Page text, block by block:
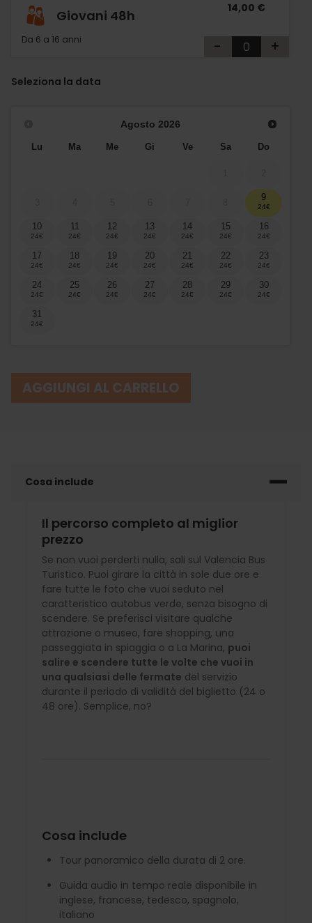
Giovani 48h
Da 6 a 16 anni
14,00 €
- +
Seleziona la data
Agosto 2026
Lu Ma Me Gi Ve Sa Do
9
10 11 12 13 14 15 16
17 18 19 20 21 22 23
24 25 26 27 28 29 30
31
AGGIUNGI AL CARRELLO
Cosa include
Il percorso completo al miglior
prezzo
Se non vuoi perderti nulla, sali sul Valencia Bus
Turistico. Puoi girare la città in sole due ore e
fare tutte le foto che vuoi seduto nel
caratteristico autobus verde, senza bisogno di
scendere. Se preferisci visitare qualche
attrazione o museo, fare shopping, una
passeggiata in spiaggia o a La Marina, puoi
salire e scendere tutte le volte che vuoi in
una qualsiasi delle fermate del servizio
durante il periodo di validità del biglietto (24 o
48 ore). Semplice, no?
Cosa include
Tour panoramico della durata di 2 ore.
Guida audio in tempo reale disponibile in
inglese, francese, tedesco, spagnolo,
italiano